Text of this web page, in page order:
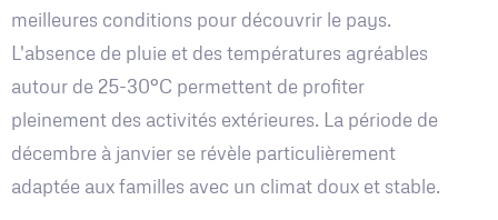
meilleures conditions pour découvrir le pays.
L'absence de pluie et des températures agréables
autour de 25-30°C permettent de profiter
pleinement des activités extérieures. La période de
décembre à janvier se révèle particulièrement
adaptée aux familles avec un climat doux et stable.